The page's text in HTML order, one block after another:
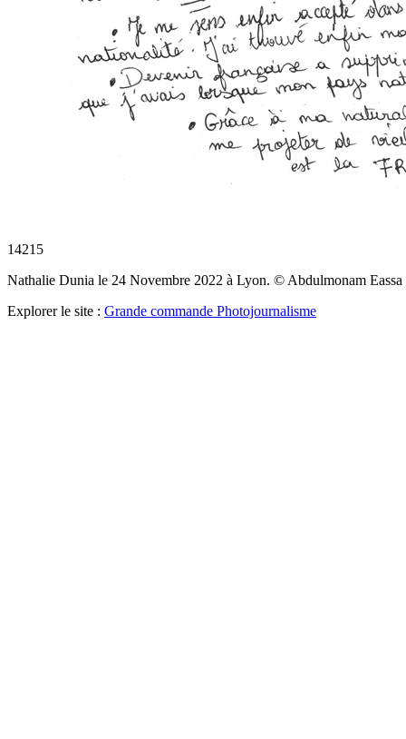
14215
Nathalie Dunia le 24 Novembre 2022 à Lyon. © Abdulmonam
Explorer le site : Grande commande Photojournalisme